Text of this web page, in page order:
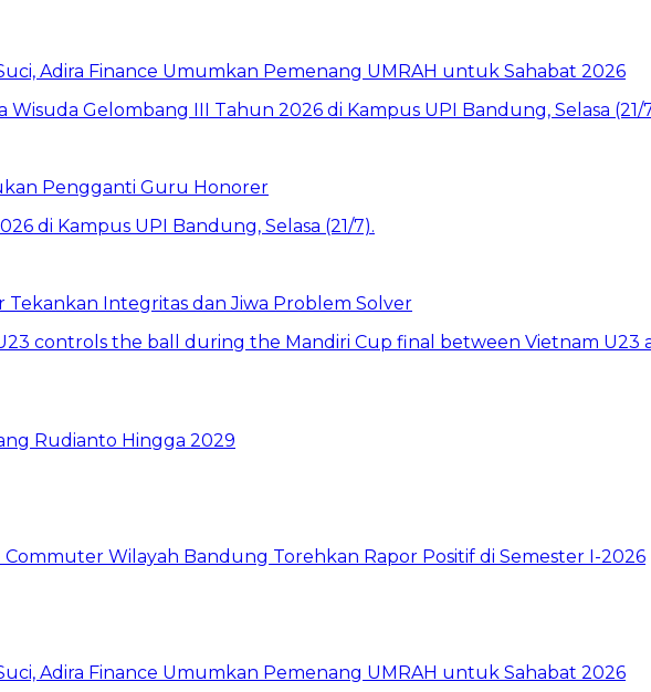
Adira Finance Umumkan Pemenang UMRAH untuk Sahabat 2026
Pengganti Guru Honorer
Tekankan Integritas dan Jiwa Problem Solver
Rudianto Hingga 2029
Wilayah Bandung Torehkan Rapor Positif di Semester I-2026
Adira Finance Umumkan Pemenang UMRAH untuk Sahabat 2026